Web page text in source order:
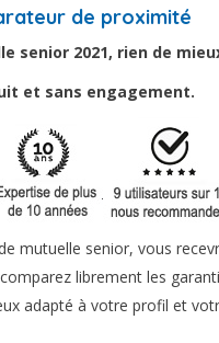
de proximité
2021, rien de mieux
et sans engagement.
mutuelle senior, vous
librement les
adapté à votre profil et